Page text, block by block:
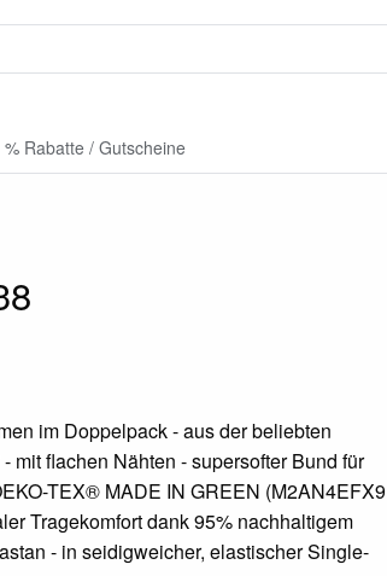
% Rabatte / Gutscheine
im Doppelpack - aus der beliebten
mit flachen Nähten - supersofter Bund für
TEX® MADE IN GREEN (M2AN4EFX9
Tragekomfort dank 95% nachhaltigem
- in seidigweicher, elastischer Single-